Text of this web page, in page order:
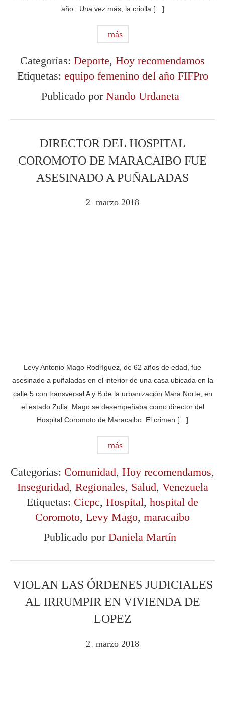
año. Una vez más, la criolla […]
más
Categorías: Deporte, Hoy recomendamos
Etiquetas: equipo femenino del año FIFPro
Publicado por Nando Urdaneta
DIRECTOR DEL HOSPITAL
COROMOTO DE MARACAIBO FUE
ASESINADO A PUÑALADAS
2 marzo 2018
Levy Antonio Mago Rodríguez, de 62 años de edad, fue
asesinado a puñaladas en el interior de una casa ubicada en la
calle 5 con transversal A y B de la urbanización Mara Norte, en
el estado Zulia. Mago se desempeñaba como director del
Hospital Coromoto de Maracaibo. El crimen […]
más
Categorías: Comunidad, Hoy recomendamos,
Inseguridad, Regionales, Salud, Venezuela
Etiquetas: Cicpc, Hospital, hospital de
Coromoto, Levy Mago, maracaibo
Publicado por Daniela Martín
VIOLAN LAS ÓRDENES JUDICIALES
AL IRRUMPIR EN VIVIENDA DE
LOPEZ
2 marzo 2018